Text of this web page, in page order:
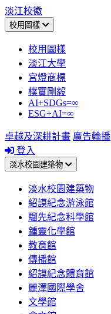
淡江校徽
校用圖樣
校用圖樣
淡江大學
宮燈商標
樸實剛毅
AI+SDGs=∞
ESG+AI=∞
卓越及深耕計畫 廣告輪播
登入
淡水校園建築物
淡水校園建築物
紹謨紀念游泳館
騮先紀念科學館
鍾靈化學館
教育館
傳播館
紹謨紀念體育館
麗澤國際學舍
文學館